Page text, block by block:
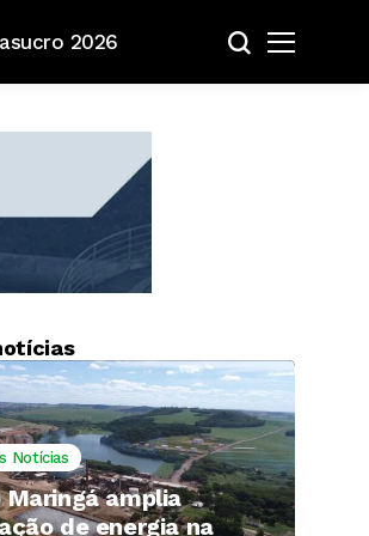
2026
Notícias
Maringá amplia
de energia na